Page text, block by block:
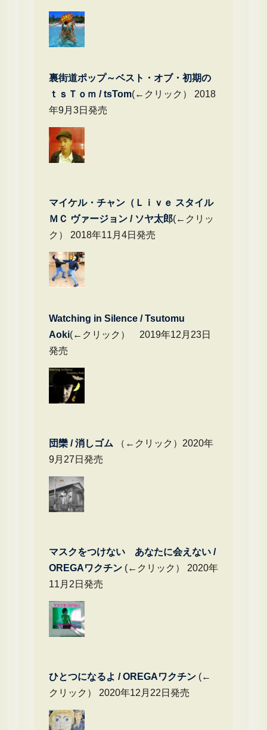
裏街道ポップ～ベスト・オブ・初期の
ｔｓＴｏｍ / tsTom(←クリック） 2018
年9月3日発売
マイケル・チャン（Ｌｉｖｅ スタイル
ＭＣ ヴァージョン / ソヤ太郎(←クリッ
ク） 2018年11月4日発売
Watching in Silence / Tsutomu
Aoki(←クリック） 2019年12月23日
発売
団欒 / 消しゴム （←クリック）2020年
9月27日発売
マスクをつけない あなたに会えない /
OREGAワクチン(←クリック） 2020年
11月2日発売
ひとつになるよ / OREGAワクチン(←
クリック） 2020年12月22日発売